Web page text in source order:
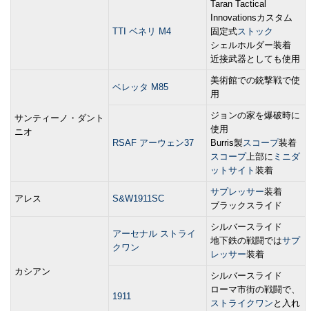
TTI ベネリ M4
Taran Tactical
Innovationsカスタム
固定式ストック
シェルホルダー装着
近接武器としても使用
サンティーノ・ダント
ニオ
ベレッタ M85
美術館での銃撃戦で使
用
RSAF アーウェン37
ジョンの家を爆破時に
使用
Burris製スコープ装着
スコープ上部に ミニダ
ットサイト 装着
アレス S&W1911SC
サプレッサー装着
ブラックスライド
カシアン
アーセナル ストライ
クワン
シルバースライド
地下鉄の戦闘ではサプ
レッサー装着
1911
シルバースライド
ローマ市街の戦闘で、
ストライクワン と入れ